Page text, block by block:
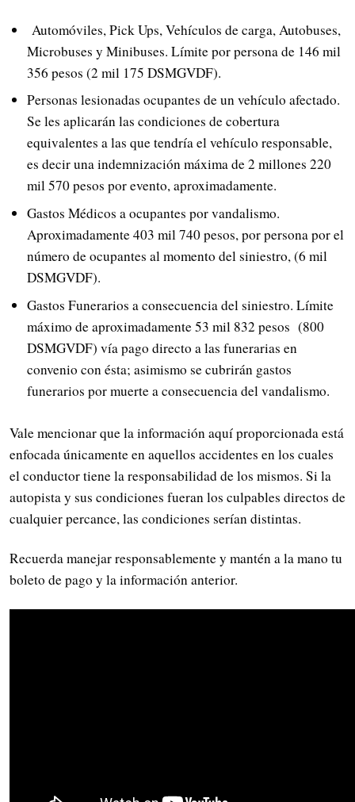
Automóviles, Pick Ups, Vehículos de carga, Autobuses,
Microbuses y Minibuses. Límite por persona de 146 mil
356 pesos (2 mil 175 DSMGVDF).
Personas lesionadas ocupantes de un vehículo afectado.
Se les aplicarán las condiciones de cobertura
equivalentes a las que tendría el vehículo responsable,
es decir una indemnización máxima de 2 millones 220
mil 570 pesos por evento, aproximadamente.
Gastos Médicos a ocupantes por vandalismo.
Aproximadamente 403 mil 740 pesos, por persona por el
número de ocupantes al momento del siniestro, (6 mil
DSMGVDF).
Gastos Funerarios a consecuencia del siniestro. Límite
máximo de aproximadamente 53 mil 832 pesos (800
DSMGVDF) vía pago directo a las funerarias en
convenio con ésta; asimismo se cubrirán gastos
funerarios por muerte a consecuencia del vandalismo.
Vale mencionar que la información aquí proporcionada está
enfocada únicamente en aquellos accidentes en los cuales
el conductor tiene la responsabilidad de los mismos. Si la
autopista y sus condiciones fueran los culpables directos de
cualquier percance, las condiciones serían distintas.
Recuerda manejar responsablemente y mantén a la mano tu
boleto de pago y la información anterior.